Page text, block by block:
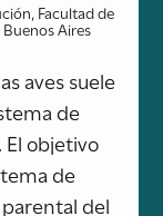
Facultad de
Aires
aves suele
de
El objetivo
de
del